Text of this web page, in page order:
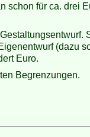
schon für ca. drei
(dazu
Euro.
Begrenzungen.